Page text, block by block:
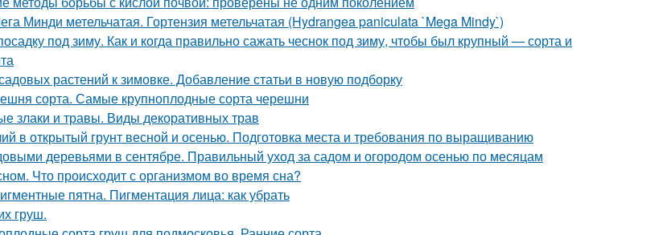
Минди метельчатая. Гортензия метельчатая (Hydrangea paniculata `Mega Mindy`)
под зиму. Как и когда правильно сажать чеснок под зиму, чтобы был крупный — сорта и
растений к зимовке. Добавление статьи в новую подборку
сорта. Самые крупноплодные сорта черешни
злаки и травы. Виды декоративных трав
в открытый грунт весной и осенью. Подготовка места и требования по выращиванию
деревьями в сентябре. Правильный уход за садом и огородом осенью по месяцам
Что происходит с организмом во время сна?
пятна. Пигментация лица: как убрать
груш.